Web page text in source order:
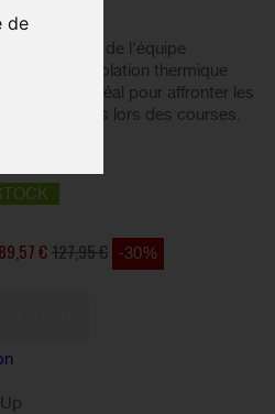
de
ES.L de l'équipe
offre une isolation thermique
optimal, idéal pour affronter les
froides lors des courses.
€127,95 € -30%